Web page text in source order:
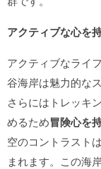
アクティブな心を
アクティブなライ
谷海岸は魅力的な
さらにはトレッキ
めるため冒険心を
空のコントラスト
まれます。この海